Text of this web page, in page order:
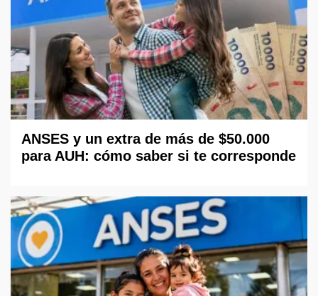
ANSES y un extra de más de $50.000
para AUH: cómo saber si te corresponde